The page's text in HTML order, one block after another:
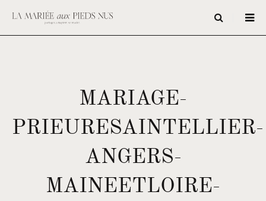
MARIAGE-
PRIEURESAINTELLIER-
ANGERS-
MAINEETLOIRE-